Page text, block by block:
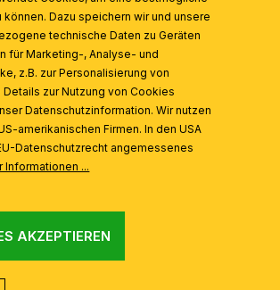
können. Dazu speichern wir und unsere
technische Daten zu Geräten
für Marketing-, Analyse- und
z.B. zur Personalisierung von
zur Nutzung von Cookies
Datenschutzinformation. Wir nutzen
amerikanischen Firmen. In den USA
Datenschutzrecht angemessenes
Informationen ...
AKZEPTIEREN